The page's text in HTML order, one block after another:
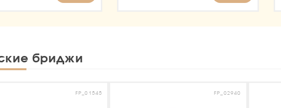
бриджи
FP_01545 FP_02940